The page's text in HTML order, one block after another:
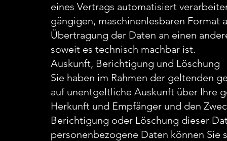
eines Vertrags automatisiert
gängigen, maschinenlesbaren Format
Übertragung der Daten an einen
soweit es technisch machbar ist.
Auskunft, Berichtigung und Löschung
Sie haben im Rahmen der geltenden
auf unentgeltliche Auskunft über Ihre
Herkunft und Empfänger und den
Berichtigung oder Löschung dieser
personenbezogene Daten können Sie